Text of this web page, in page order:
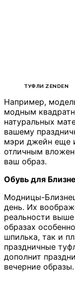
ТУФЛИ
Например,
модным
натуральных
вашему
мэри джейн еще
отличным
ваш образ.
Обувь для
Модницы-
день. Их
реальности
образах
шпилька, так и
праздничные
дополнит
вечерние образы.